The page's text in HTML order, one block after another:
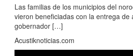
Las familias de los municipios del
vieron beneficiadas con la entrega de
gobernador […]
Acustiknoticias.com